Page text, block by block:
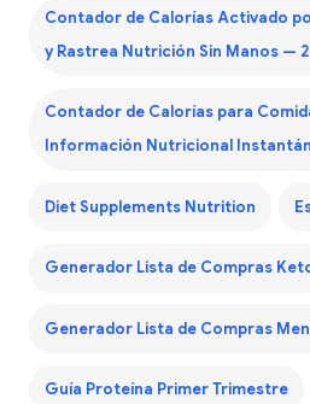
Contador de Calorías Activado
y Rastrea Nutrición Sin Manos —
Contador de Calorías para
Información Nutricional
Diet Supplements Nutrition
Generador Lista de Compras
Generador Lista de Compras
Guía Proteína Primer Trimestre